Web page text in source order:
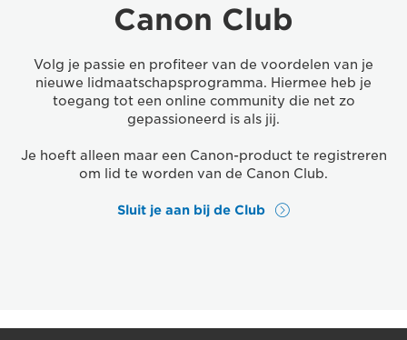
Canon Club
Volg je passie en profiteer van de voordelen van je
nieuwe lidmaatschapsprogramma. Hiermee heb je
toegang tot een online community die net zo
gepassioneerd is als jij.
Je hoeft alleen maar een Canon-product te registreren
om lid te worden van de Canon Club.
Sluit je aan bij de Club